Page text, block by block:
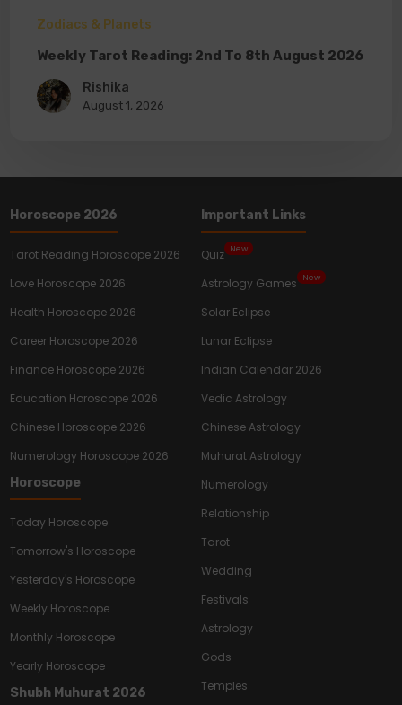
Zodiacs & Planets
Weekly Tarot Reading: 2nd To 8th August 2026
Rishika
August 1, 2026
Horoscope 2026
Tarot Reading Horoscope 2026
Love Horoscope 2026
Health Horoscope 2026
Career Horoscope 2026
Finance Horoscope 2026
Education Horoscope 2026
Chinese Horoscope 2026
Numerology Horoscope 2026
Horoscope
Today Horoscope
Tomorrow's Horoscope
Yesterday's Horoscope
Weekly Horoscope
Monthly Horoscope
Yearly Horoscope
Shubh Muhurat 2026
Important Links
Quiz New
Astrology Games New
Solar Eclipse
Lunar Eclipse
Indian Calendar 2026
Vedic Astrology
Chinese Astrology
Muhurat Astrology
Numerology
Relationship
Tarot
Wedding
Festivals
Astrology
Gods
Temples